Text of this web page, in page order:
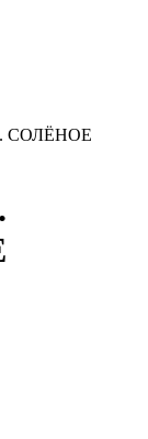
СОЛЁНОЕ